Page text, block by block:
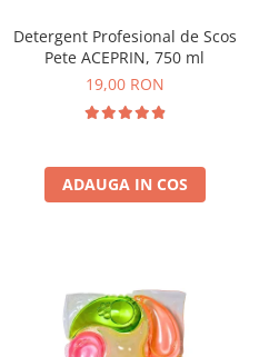
Sampon
Sare de baie
Servetele Umede
Detergent Profesional de Scos
Pete ACEPRIN, 750 ml
19,00 RON
ADAUGA IN COS